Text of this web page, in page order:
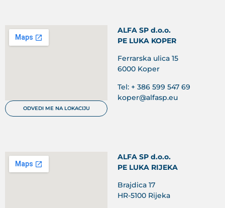
ODVEDI ME NA LOKACIJU
ALFA SP d.o.o.
PE LUKA KOPER
Ferrarska ulica 15
6000 Koper
Tel: + 386 599 547 69
koper@alfasp.eu
ALFA SP d.o.o.
PE LUKA RIJEKA
Brajdica 17
HR-5100 Rijeka